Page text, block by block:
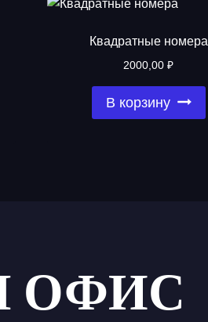
Квадратные номера
2000,00 ₽
В корзину
ОФИС